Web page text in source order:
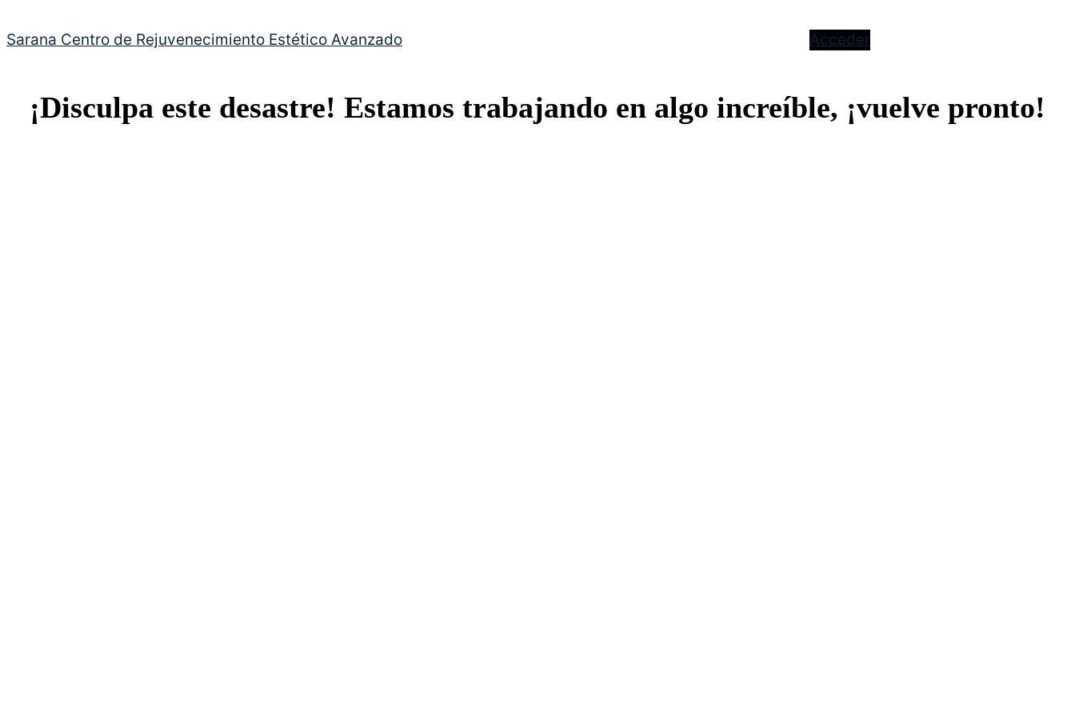
Sarana Centro de Rejuvenecimiento Estético Avanzado Acceder
¡Disculpa este desastre! Estamos trabajando en algo increíble, ¡vuelve pronto!